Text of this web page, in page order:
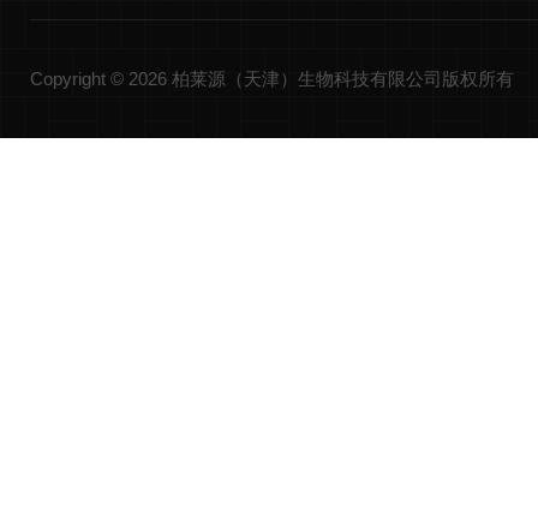
Copyright © 2026 柏莱源（天津）生物科技有限公司版权所有